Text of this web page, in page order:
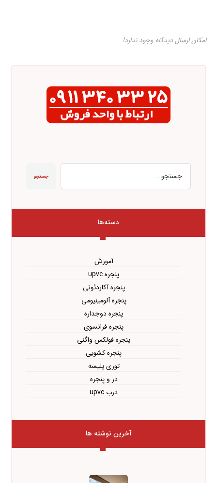
امکان ارسال دیدگاه وجود ندارد!
جستجو
دسته‌ها
آموزش
پنجره upvc
پنجره آکاردئونی
پنجره آلومینیومی
پنجره دوجداره
پنجره فرانسوی
پنجره فولکس واگنی
پنجره کشویی
توری پلیسه
در و پنجره
درب upvc
آخرین نوشته ها